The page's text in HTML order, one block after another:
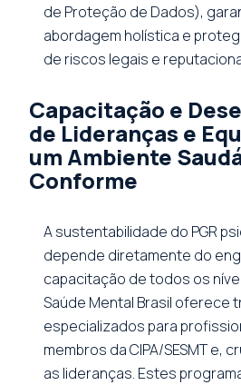
de Proteção de Dados),
abordagem holística e
de riscos legais e
Capacitação e
de Lideranças e
um Ambiente
Conforme
A sustentabilidade do PGR
depende diretamente do
capacitação de todos os
Saúde Mental Brasil oferece
especializados para
membros da CIPA/SESMT e,
as lideranças. Estes